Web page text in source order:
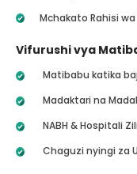
Mchakato Rahisi
Vifurushi vya
Matibabu katika
Madaktari na
NABH & Hospitali
Chaguzi nyingi za